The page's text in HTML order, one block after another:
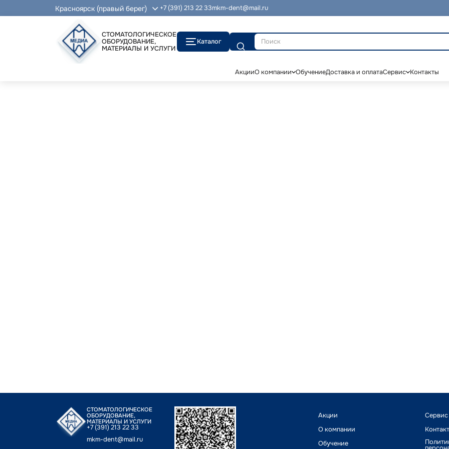
Красноярск (правый берег) +7 (391) 213 22 33mkm-dent@mail.ru
СТОМАТОЛОГИЧЕСКОЕ
ОБОРУДОВАНИЕ,
МАТЕРИАЛЫ И УСЛУГИ
Каталог
Поиск
АкцииО компании ОбучениеДоставка и оплатаСервис Контакты
СТОМАТОЛОГИЧЕСКОЕ
ОБОРУДОВАНИЕ,
МАТЕРИАЛЫ И УСЛУГИ
+7 (391) 213 22 33
mkm-dent@mail.ru
Акции
О компании
Обучение
Сервис